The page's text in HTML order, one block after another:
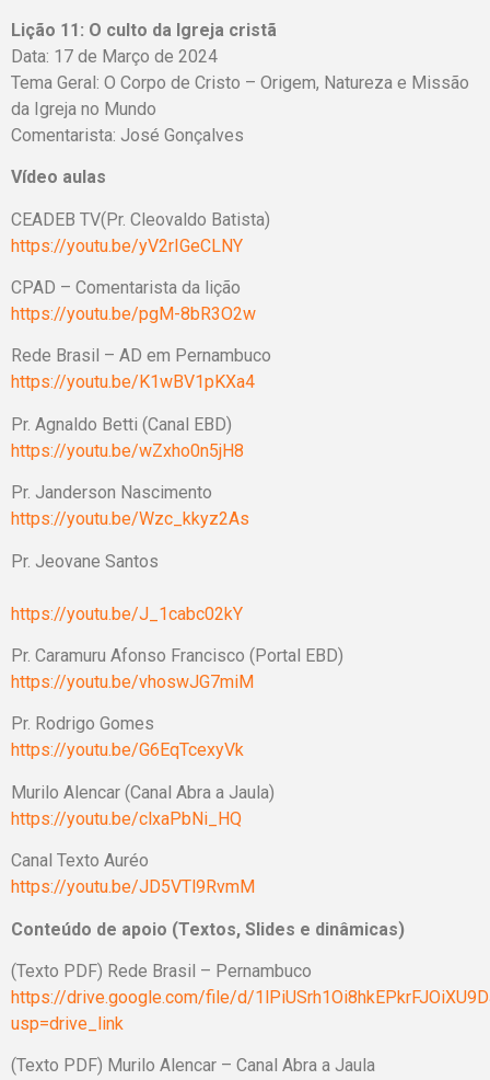
Lição 11: O culto da Igreja cristã
Data: 17 de Março de 2024
Tema Geral: O Corpo de Cristo – Origem, Natureza e Missão
da Igreja no Mundo
Comentarista: José Gonçalves
Vídeo aulas
CEADEB TV(Pr. Cleovaldo Batista)
https://youtu.be/yV2rIGeCLNY
CPAD – Comentarista da lição
https://youtu.be/pgM-8bR3O2w
Rede Brasil – AD em Pernambuco
https://youtu.be/K1wBV1pKXa4
Pr. Agnaldo Betti (Canal EBD)
https://youtu.be/wZxho0n5jH8
Pr. Janderson Nascimento
https://youtu.be/Wzc_kkyz2As
Pr. Jeovane Santos
https://youtu.be/J_1cabc02kY
Pr. Caramuru Afonso Francisco (Portal EBD)
https://youtu.be/vhoswJG7miM
Pr. Rodrigo Gomes
https://youtu.be/G6EqTcexyVk
Murilo Alencar (Canal Abra a Jaula)
https://youtu.be/clxaPbNi_HQ
Canal Texto Auréo
https://youtu.be/JD5VTl9RvmM
Conteúdo de apoio (Textos, Slides e dinâmicas)
(Texto PDF) Rede Brasil – Pernambuco
https://drive.google.com/file/d/
usp=drive_link
(Texto PDF) Murilo Alencar – Canal Abra a Jaula